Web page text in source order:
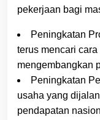
pekerjaan bagi
Peningkatan
terus mencari
mengembangkan
Peningkatan
usaha yang
pendapatan